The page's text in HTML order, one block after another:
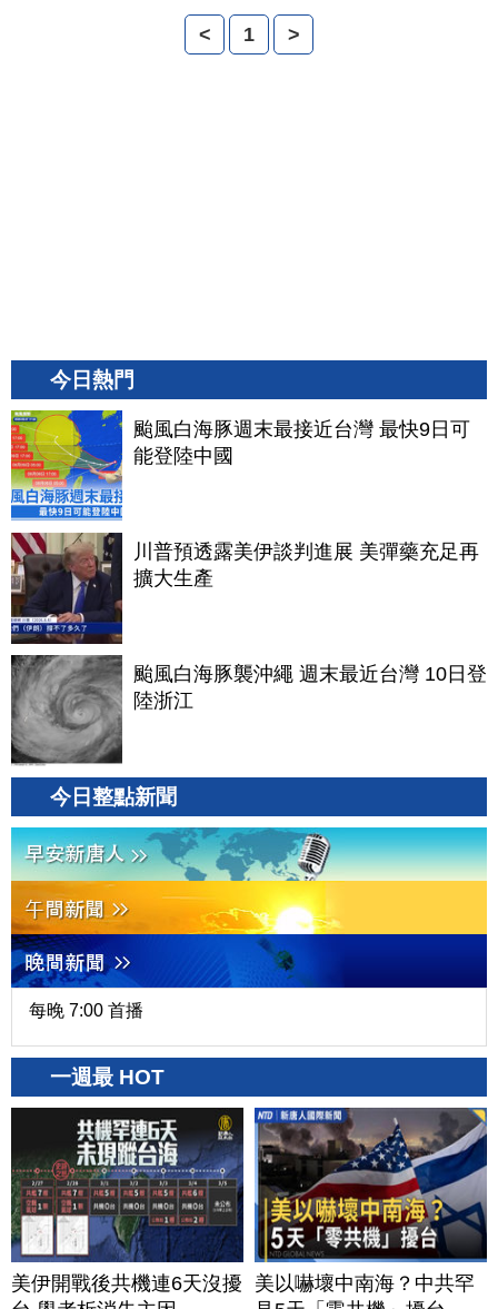
< 1 >
今日熱門
颱風白海豚週末最接近台灣 最快9日可
能登陸中國
川普預透露美伊談判進展 美彈藥充足再
擴大生產
颱風白海豚襲沖繩 週末最近台灣 10日登
陸浙江
今日整點新聞
每晚 7:00 首播
一週最 HOT
美伊開戰後共機連6天沒擾
美以嚇壞中南海？中共罕